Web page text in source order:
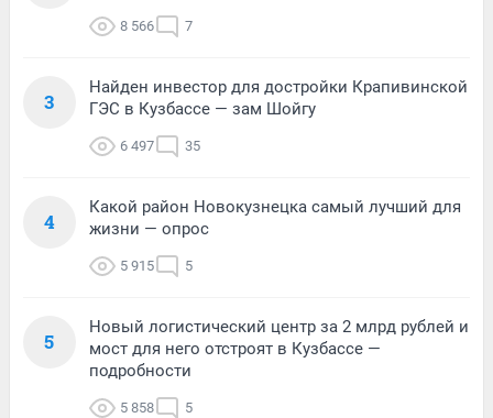
8 566 7
3
Найден инвестор для достройки Крапивинской
ГЭС в Кузбассе — зам Шойгу
6 497 35
4
Какой район Новокузнецка самый лучший для
жизни — опрос
5 915 5
5
Новый логистический центр за 2 млрд рублей и
мост для него отстроят в Кузбассе —
подробности
5 858 5